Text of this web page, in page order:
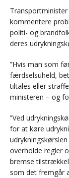
kommentere
politi- og
deres
”Hvis man som
færdselsuheld,
tiltales eller
ministeren – og
”Ved
for at køre
overholde regler
bremse
som det fremgår